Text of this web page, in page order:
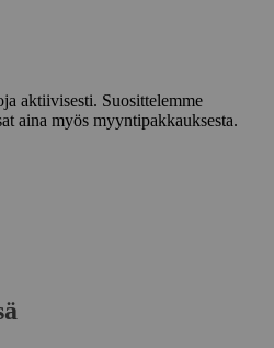
aktiivisesti. Suosittelemme
aina myös myyntipakkauksesta.